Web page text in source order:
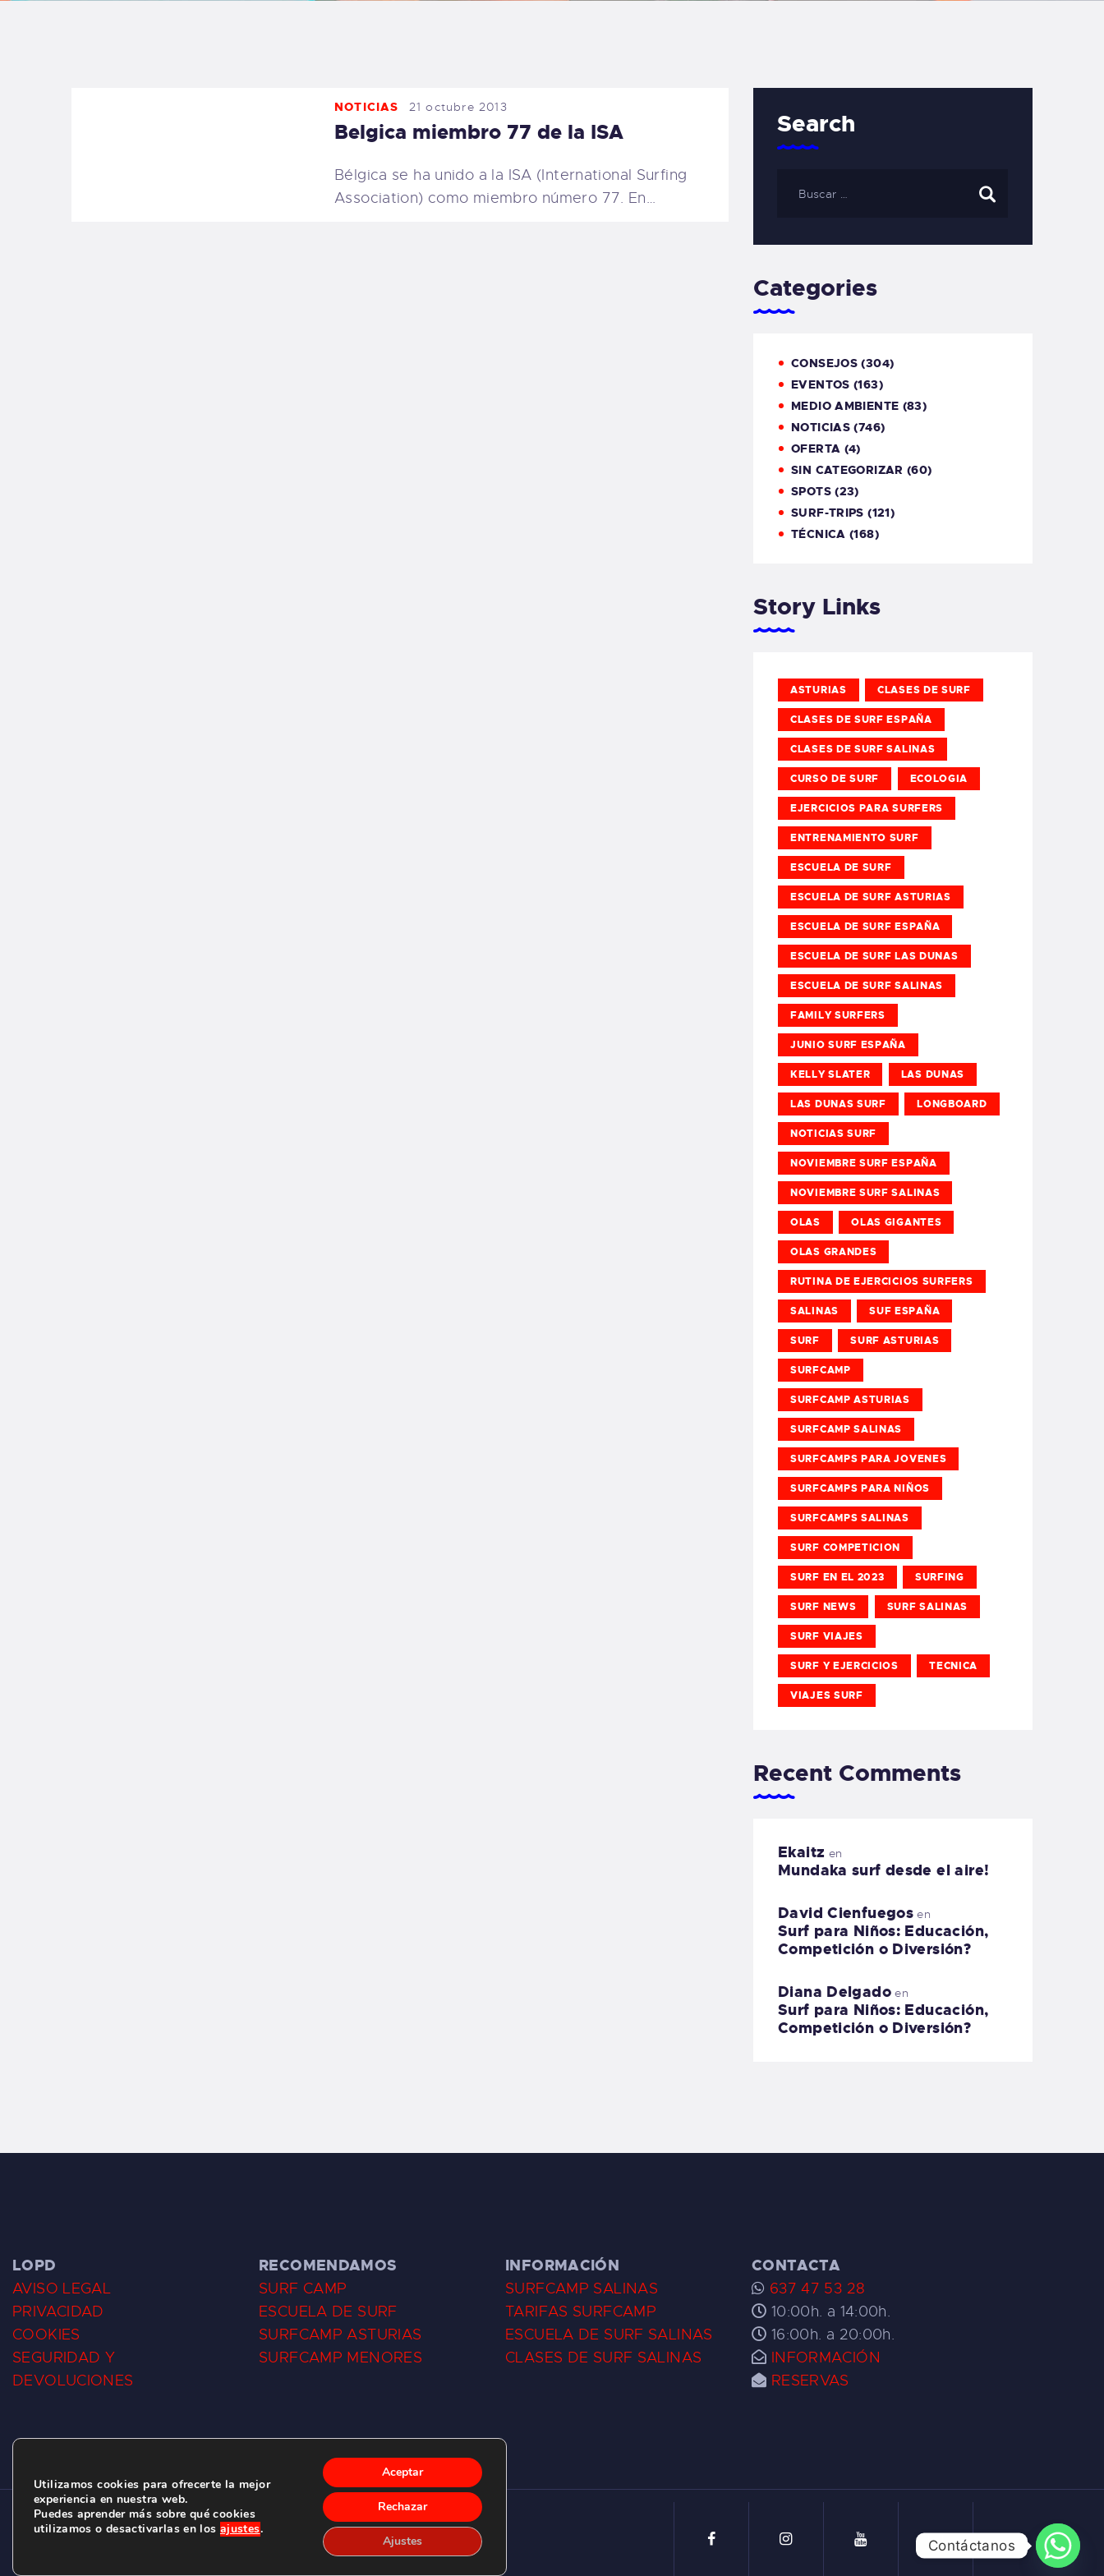
CONTACTO
CARRITO
TIENDA FAMILY
NOTICIAS 21 octubre 2013
Belgica miembro 77 de la ISA
Bélgica se ha unido a la ISA (International Surfing
Association) como miembro número 77. En…
Search
Categories
CONSEJOS (304)
EVENTOS (163)
MEDIO AMBIENTE (83)
NOTICIAS (746)
OFERTA (4)
SIN CATEGORIZAR (60)
SPOTS(23)
SURF-TRIPS (121)
TÉCNICA (168)
Story Links
ASTURIAS CLASES DE SURF
CLASES DE SURF ESPAÑA
CLASES DE SURF SALINAS
CURSO DE SURF ECOLOGIA
EJERCICIOS PARA SURFERS
ENTRENAMIENTO SURF
ESCUELA DE SURF
ESCUELA DE SURF ASTURIAS
ESCUELA DE SURF ESPAÑA
ESCUELA DE SURF LAS DUNAS
ESCUELA DE SURF SALINAS
FAMILY SURFERS
JUNIO SURF ESPAÑA
KELLY SLATER LAS DUNAS
LAS DUNAS SURF LONGBOARD
NOTICIAS SURF
NOVIEMBRE SURF ESPAÑA
NOVIEMBRE SURF SALINAS
OLAS OLAS GIGANTES
OLAS GRANDES
RUTINA DE EJERCICIOS SURFERS
SALINAS SUF ESPAÑA
SURF SURF ASTURIAS
SURFCAMP
SURFCAMP ASTURIAS
SURFCAMP SALINAS
SURFCAMPS PARA JOVENES
SURFCAMPS PARA NIÑOS
SURFCAMPS SALINAS
SURF COMPETICION
SURF EN EL 2023 SURFING
SURF NEWS SURF SALINAS
SURF VIAJES
SURF Y EJERCICIOS TECNICA
VIAJES SURF
Recent Comments
Ekaitz en
Mundaka surf desde el aire!
David Cienfuegos en
Surf para Niños: Educación,
Competición o Diversión?
Diana Delgadoen
Surf para Niños: Educación,
Competición o Diversión?
LOPD
AVISO LEGAL
PRIVACIDAD
COOKIES
SEGURIDAD Y
DEVOLUCIONES
RECOMENDAMOS
SURF CAMP
ESCUELA DE SURF
SURFCAMP ASTURIAS
SURFCAMP MENORES
INFORMACIÓN
SURFCAMP SALINAS
TARIFAS SURFCAMP
ESCUELA DE SURF SALINAS
CLASES DE SURF SALINAS
CONTACTA
637 47 53 28
10:00h. a 14:00h.
16:00h. a 20:00h.
INFORMACIÓN
RESERVAS
CLUB DE SURF LAS DUNAS ©2026.
C/ BERNARDO ÁLVAREZ GALAN 1, SALINAS (ASTURIAS)
Utilizamos cookies para ofrecerte la mejor
experiencia en nuestra web.
Puedes aprender más sobre qué cookies
utilizamos o desactivarlas en los ajustes.
Aceptar
Rechazar
Ajustes Contáctanos